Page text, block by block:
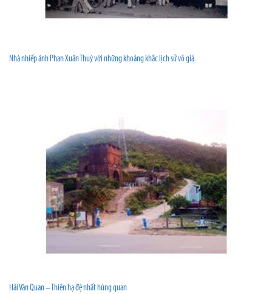
Nhà nhiếp ảnh Phan Xuân Thuý với những khoảng khắc lịch sử vô giá
Hải Vân Quan – Thiên hạ đệ nhất hùng quan